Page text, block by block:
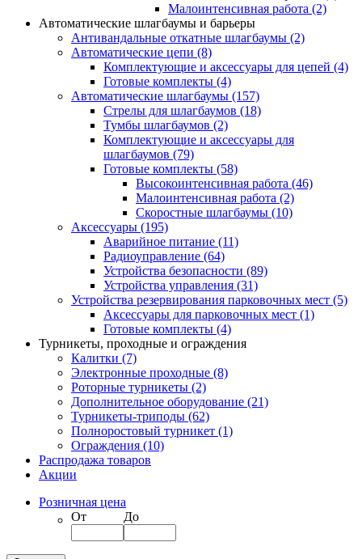
Малоинтенсивная работа (2)
Автоматические шлагбаумы и барьеры
Антивандальные откатные шлагбаумы (2)
Автоматические цепи (8)
Комплектующие и аксессуары для цепей (4)
Готовые комплекты (4)
Автоматические шлагбаумы (157)
Стрелы для шлагбаумов (18)
Тумбы шлагбаумов (2)
Комплектующие и аксессуары для
шлагбаумов (79)
Готовые комплекты (58)
Высокоинтенсивная работа (46)
Малоинтенсивная работа (2)
Скоростные шлагбаумы (10)
Аксессуары (195)
Аварийное питание (11)
Радиоуправление (64)
Устройства безопасности (89)
Устройства управления (31)
Устройства резервирования парковочных мест (5)
Аксессуары для парковочных мест (1)
Готовые комплекты (4)
Турникеты, проходные и ограждения
Калитки (7)
Электронные проходные (8)
Роторные турникеты (2)
Дополнительное оборудование (21)
Турникеты-триподы (62)
Полноростовый турникет (1)
Ограждения (10)
Распродажа товаров
Акции
Розничная цена
От
До